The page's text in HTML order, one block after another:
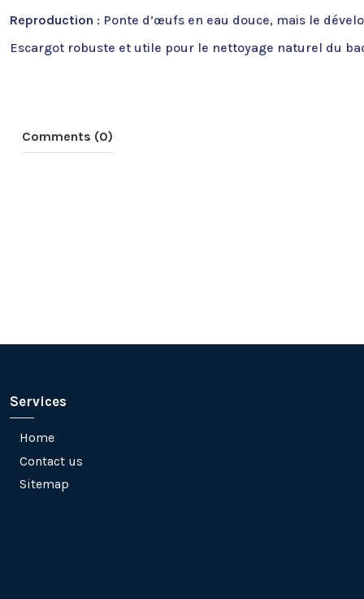
Reproduction : Ponte d’œufs en eau douce, mais le
Escargot robuste et utile pour le nettoyage naturel du
Comments (0)
Services
Home
Contact us
Sitemap